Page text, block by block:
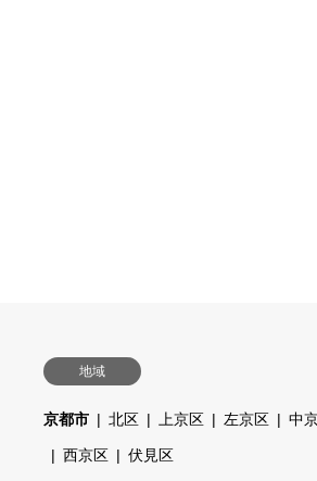
地域
京都市 北区 上京区 左京区 中
西京区 伏見区